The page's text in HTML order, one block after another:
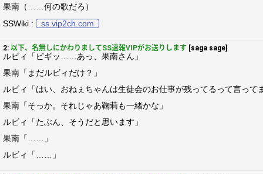
果南（……何の歌だろ）
SSWiki :
ss.vip2ch.com
2: 以下、名無しにかわりましてSS速報VIPがお送りします [saga sage]
ルビィ「ピギッ……あっ、果南さん」
果南「まだルビィだけ？」
ルビィ「はい、おねぇちゃんは生徒会のお仕事が残ってるって言って
果南「そっか。それじゃあ鞠莉も一緒かな」
ルビィ「たぶん、そうだと思います」
果南「……」
ルビィ「……」